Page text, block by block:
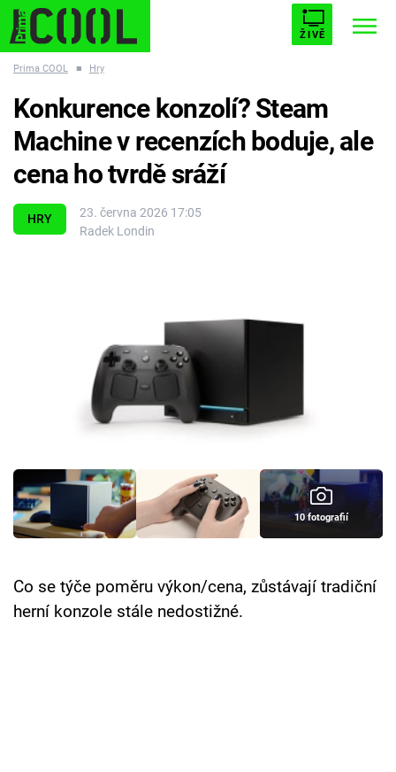
ŽIVĚ
ESCAPE PLNEJ KOTEL AVENGERS 5
Témata
Cool Esport
TV Program
Přihlášení
Prima COOL ■ Hry
HRY
23. června 2026 17:05
Radek Londin
Konkurence konzolí? Steam
Machine v recenzích boduje, ale
cena ho tvrdě sráží
10 fotografií
Co se týče poměru výkon/cena, zůstávají tradiční
herní konzole stále nedostižné.